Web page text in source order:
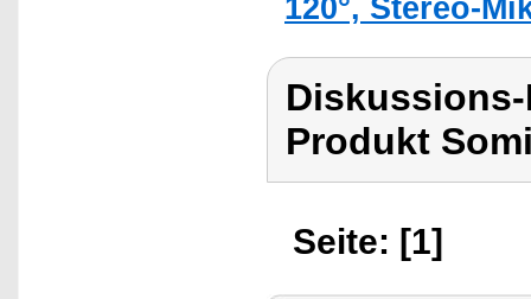
120°, Stereo-
Produkt
Seite: [1]